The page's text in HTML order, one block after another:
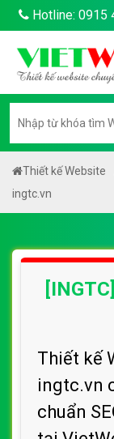
Hotline: 0915
Thiết kế Website
ingtc.vn
Thiết kế
ingtc.vn
chuẩn